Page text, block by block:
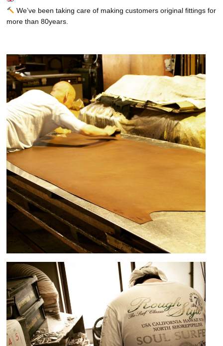
We’ve been taking care of making customers original fittings for
more than 80years.